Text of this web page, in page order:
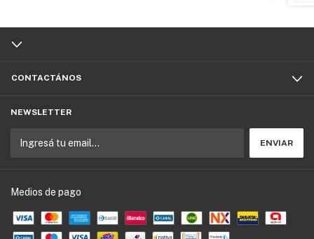
CONTACTÁNOS
NEWSLETTER
Medios de pago